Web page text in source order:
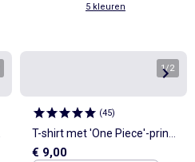
5 kleuren
1/2
(45)
T-shirt met 'One Piece'-print,
korte mouwen van katoen
€ 9,00